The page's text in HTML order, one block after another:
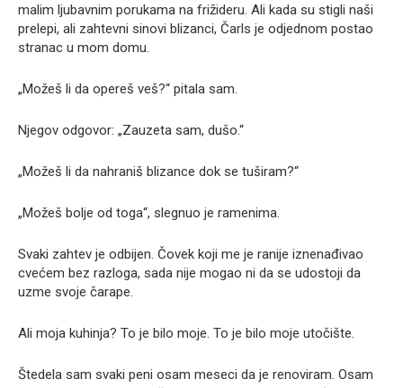
malim ljubavnim porukama na frižideru. Ali kada su stigli naši
prelepi, ali zahtevni sinovi blizanci, Čarls je odjednom postao
stranac u mom domu.
„Možeš li da opereš veš?“ pitala sam.
Njegov odgovor: „Zauzeta sam, dušo.“
„Možeš li da nahraniš blizance dok se tuširam?“
„Možeš bolje od toga“, slegnuo je ramenima.
Svaki zahtev je odbijen. Čovek koji me je ranije iznenađivao
cvećem bez razloga, sada nije mogao ni da se udostoji da
uzme svoje čarape.
Ali moja kuhinja? To je bilo moje. To je bilo moje utočište.
Štedela sam svaki peni osam meseci da je renoviram. Osam